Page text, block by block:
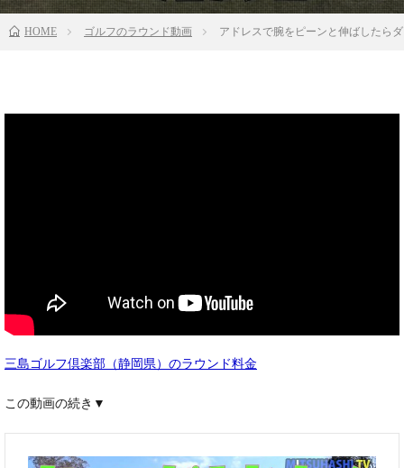
HOME ゴルフのラウンド動画 アドレスで腕をピーンと伸ばしたら
三島ゴルフ倶楽部（静岡県）のラウンド料金
この動画の続き▼